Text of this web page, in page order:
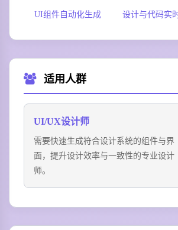
UI组件自动化生成 设计与代码实
适用人群
UI/UX设计师
需要快速生成符合设计系统的组件与界
面，提升设计效率与一致性的专业设计
师。